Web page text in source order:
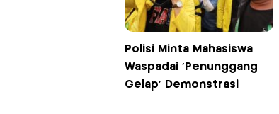
Polisi Minta Mahasiswa
Waspadai 'Penunggang
Gelap' Demonstrasi